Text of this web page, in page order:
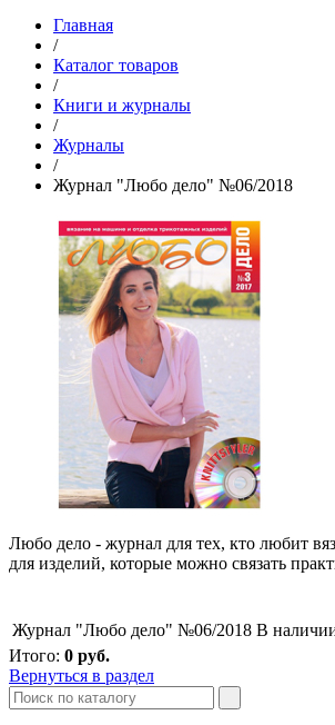
Главная
/
Каталог товаров
/
Книги и журналы
/
Журналы
/
Журнал "Любо дело" №06/2018
Любо дело - журнал для тех, кто любит
для изделий, которые можно связать
Журнал "Любо дело" №06/2018 В
Итого: 0 руб.
Вернуться в раздел